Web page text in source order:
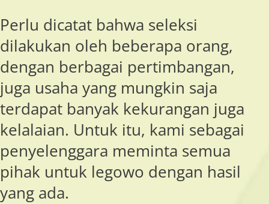
Perlu dicatat bahwa seleksi
dilakukan oleh beberapa orang,
dengan berbagai pertimbangan,
juga usaha yang mungkin saja
terdapat banyak kekurangan juga
kelalaian. Untuk itu, kami sebagai
penyelenggara meminta semua
pihak untuk legowo dengan hasil
yang ada.